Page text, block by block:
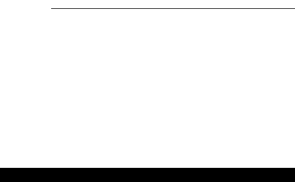
pubblicati prevalentemente per le etichetteyvp Music,
chitarra jazz nei corsi accademici di primo e secondo
è un pianista, organista e